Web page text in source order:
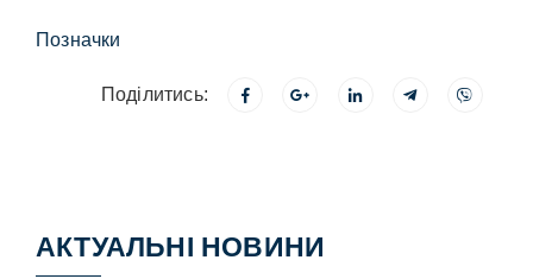
Позначки
Поділитись:
АКТУАЛЬНІ НОВИНИ